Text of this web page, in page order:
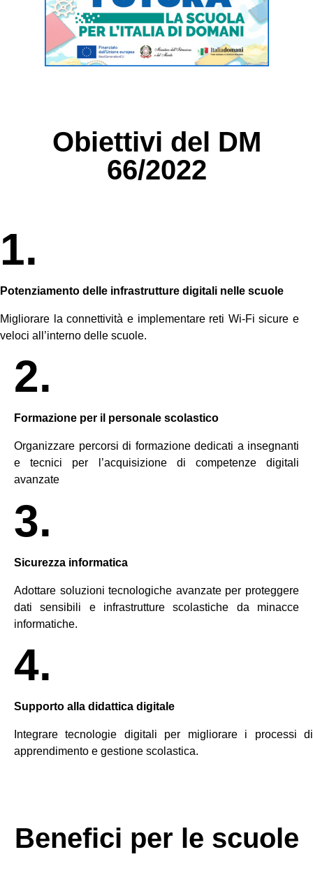
Obiettivi del DM
66/2022
1.
Potenziamento delle infrastrutture digitali nelle scuole
Migliorare la connettività e implementare reti Wi-Fi sicure e
veloci all’interno delle scuole.
2.
Formazione per il personale scolastico
Organizzare percorsi di formazione dedicati a insegnanti
e tecnici per l’acquisizione di competenze digitali
avanzate
3.
Sicurezza informatica
Adottare soluzioni tecnologiche avanzate per proteggere
dati sensibili e infrastrutture scolastiche da minacce
informatiche.
4.
Supporto alla didattica digitale
Integrare tecnologie digitali per migliorare i processi di
apprendimento e gestione scolastica.
Benefici per le scuole